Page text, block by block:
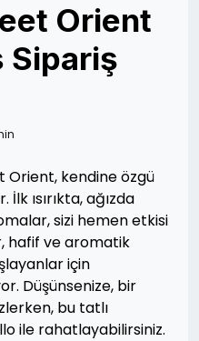
Orient
Sipariş
Orient, kendine özgü
ısırıkta, ağızda
sizi hemen etkisi
hafif ve aromatik
için
Düşünsenize, bir
bu tatlı
ile rahatlayabilirsiniz.